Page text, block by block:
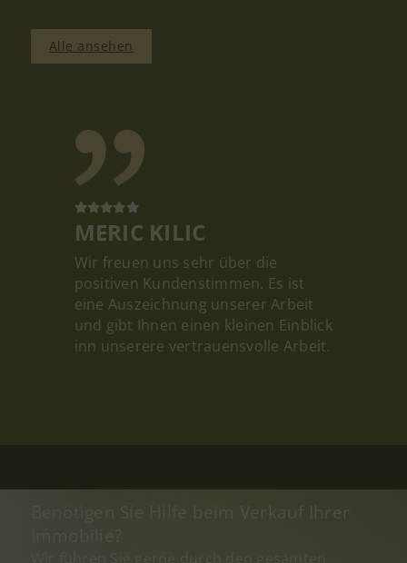
Alle ansehen
MERIC KILIC
Wir freuen uns sehr über die
positiven Kundenstimmen. Es ist
eine Auszeichnung unserer Arbeit
und gibt Ihnen einen kleinen Einblick
inn unserere vertrauensvolle Arbeit.
Benötigen Sie Hilfe beim Verkauf Ihrer